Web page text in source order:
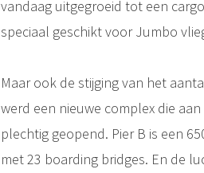
vandaag uitgegroeid tot een
speciaal geschikt voor Jumbo
Maar ook de stijging van het
werd een nieuwe complex die
plechtig geopend. Pier B is een
met 23 boarding bridges. En de